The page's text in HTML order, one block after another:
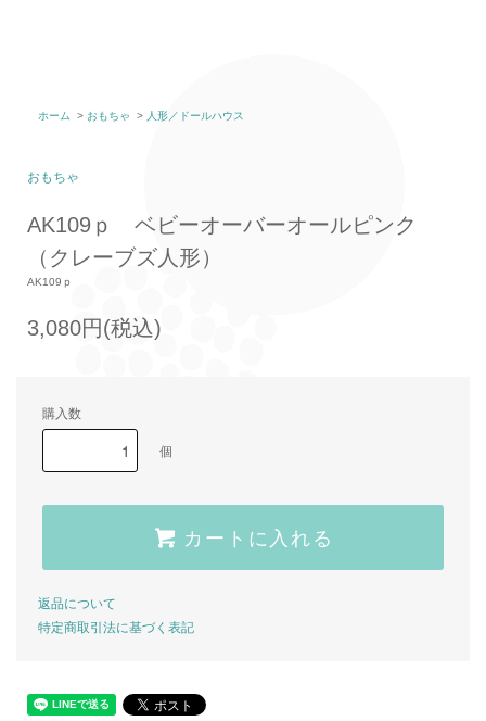
ホーム > おもちゃ > 人形／ドールハウス
おもちゃ
AK109ｐ ベビーオーバーオールピンク
（クレーブズ人形）
AK109ｐ
3,080円(税込)
購入数
個
カートに入れる
返品について
特定商取引法に基づく表記